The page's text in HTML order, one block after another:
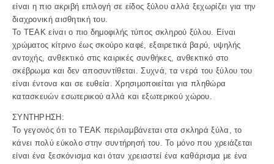
είναι η πιο ακριβή επιλογή σε είδος ξύλου αλλά ξεχωρίζει για την
διαχρονική αισθητική του.
Το ΤΕΑΚ είναι ο πιο δημοφιλής τύπος σκληρού ξύλου. Είναι
χρώματος κίτρινο έως σκούρο καφέ, εξαιρετικά βαρύ, υψηλής
αντοχής, ανθεκτικό στις καιρικές συνθήκες, ανθεκτικό στο
σκέβρωμα και δεν αποσυντίθεται. Συχνά, τα νερά του ξύλου του
είναι έντονα και σε ευθεία. Χρησιμοποιείται για πληθώρα
κατασκευών εσωτερικού αλλά και εξωτερικού χώρου.
ΣΥΝΤΗΡΗΣΗ:
Το γεγονός ότι το ΤΕΑΚ περιλαμβάνεται στα σκληρά ξύλα, το
κάνει πολύ εύκολο στην συντήρησή του. Το μόνο που χρειάζεται
είναι ένα ξεσκόνισμα και όταν χρειαστεί ένα καθάρισμα με ένα